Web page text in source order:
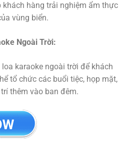
khách hàng trải nghiệm ẩm thực
vùng biển.
Ngoài Trời:
loa karaoke ngoài trời để khách
tổ chức các buổi tiệc, họp mặt,
thêm vào ban đêm.